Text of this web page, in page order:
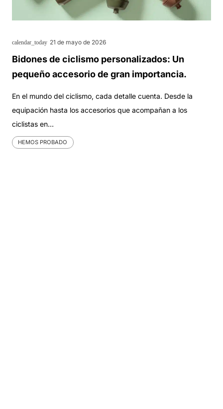
calendar_today 21 de mayo de 2026
Bidones de ciclismo personalizados: Un
pequeño accesorio de gran importancia.
En el mundo del ciclismo, cada detalle cuenta. Desde la
equipación hasta los accesorios que acompañan a los
ciclistas en…
HEMOS PROBADO